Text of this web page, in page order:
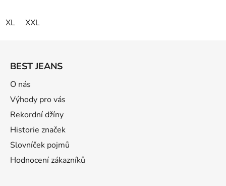
XL XXL
BEST JEANS
O nás
Výhody pro vás
Rekordní džíny
Historie značek
Slovníček pojmů
Hodnocení zákazníků